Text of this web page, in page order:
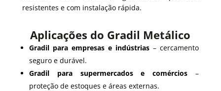
resistentes e com instalação rápida.
Aplicações do Gradil Metálico
Gradil para empresas e indústrias – cercamento
seguro e durável.
Gradil para supermercados e comércios –
proteção de estoques e áreas externas.